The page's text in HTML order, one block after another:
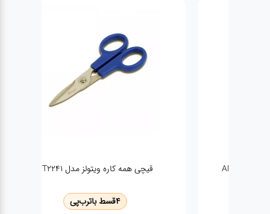
قیچی همه کاره ویتولز مدل VT2241
ترب‌پی